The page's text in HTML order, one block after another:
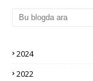
2024
2022